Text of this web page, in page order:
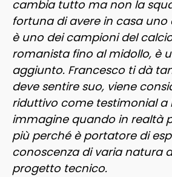
cambia tutto ma non la
fortuna di avere in casa uno
è uno dei campioni del
romanista fino al midollo, è
aggiunto. Francesco ti dà
deve sentire suo, viene
riduttivo come testimonial a
immagine quando in realtà
più perché è portatore di
conoscenza di varia natura
progetto tecnico.